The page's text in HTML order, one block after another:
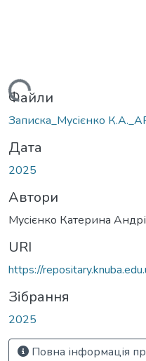
Вантажиться...
Файли
Записка_Мусієнко
Дата
2025
Автори
Мусієнко Катерина
URI
https://
Зібрання
2025
Повна інформація